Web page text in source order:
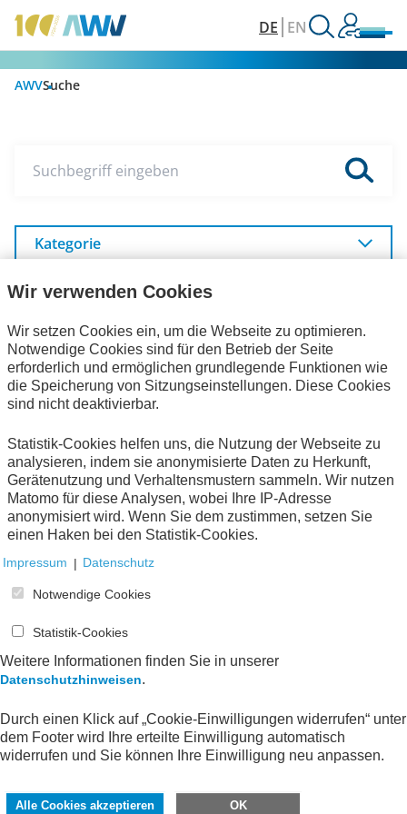
DE EN
AWVSuche
Suchbegriff eingeben
Kategorie
Unser Internetauftritt
Themen
1
Wir verwenden Cookies
Wir setzen Cookies ein, um die Webseite zu optimieren.
Notwendige Cookies sind für den Betrieb der Seite
erforderlich und ermöglichen grundlegende Funktionen wie
die Speicherung von Sitzungseinstellungen. Diese Cookies
sind nicht deaktivierbar.
Statistik-Cookies helfen uns, die Nutzung der Webseite zu
analysieren, indem sie anonymisierte Daten zu Herkunft,
Gerätenutzung und Verhaltensmustern sammeln. Wir nutzen
Matomo für diese Analysen, wobei Ihre IP-Adresse
anonymisiert wird. Wenn Sie dem zustimmen, setzen Sie
einen Haken bei den Statistik-Cookies.
Impressum | Datenschutz
Notwendige Cookies
Statistik-Cookies
Weitere Informationen finden Sie in unserer
Datenschutzhinweisen.
Durch einen Klick auf „Cookie-Einwilligungen widerrufen“ unter
dem Footer wird Ihre erteilte Einwilligung automatisch
widerrufen und Sie können Ihre Einwilligung neu anpassen.
Alle Cookies akzeptieren OK